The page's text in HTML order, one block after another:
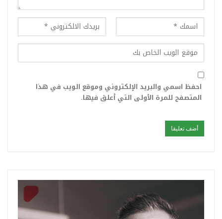
احفظ اسمي والبريد الإلكتروني وموقع الويب في هذا
المتصفح للمرة الأولى التي أعلق فيها.